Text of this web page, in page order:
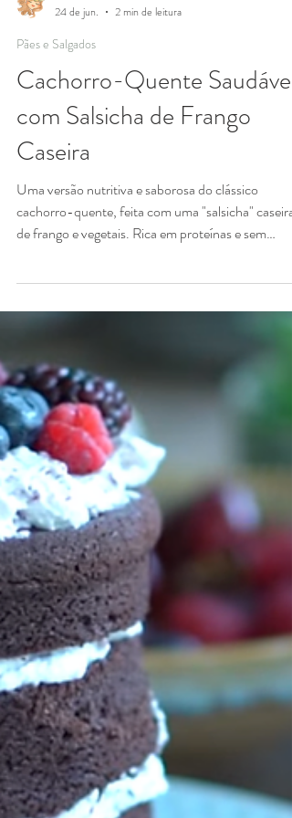
24 de jun.
Pães e Salgados
Cachorro-Quente Saudável
com Salsicha de Frango
Caseira
Uma versão nutritiva e saborosa do clássico
de frango e vegetais. Rica em proteínas e sem
conservantes, é uma ótima opção para toda a
família. Rendimento: 8 porções Tempo de preparo:
25 minutos Tempo de forno: 20 minutos
Armazenamento: Na geladeira, por até 4 dias, em
recipiente fechado. Ingredientes Para as salsichas
frango: 500 g de peito de frango cru em cubos; 1
cenoura pequena picada; 1/2 beterraba pequena
picada; 1/2